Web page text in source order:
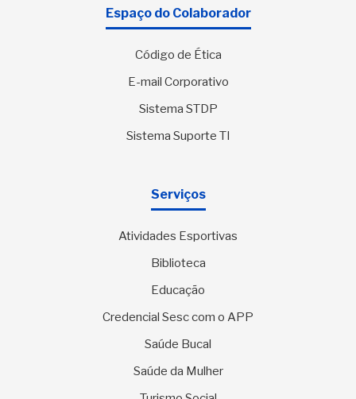
Espaço do Colaborador
Código de Ética
E-mail Corporativo
Sistema STDP
Sistema Suporte TI
Serviços
Atividades Esportivas
Biblioteca
Educação
Credencial Sesc com o APP
Saúde Bucal
Saúde da Mulher